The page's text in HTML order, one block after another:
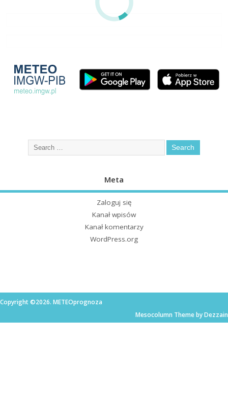
Meta
Zaloguj się
Kanał wpisów
Kanał komentarzy
WordPress.org
Copyright ©2026. METEOprognoza
Mesocolumn Theme by Dezzain